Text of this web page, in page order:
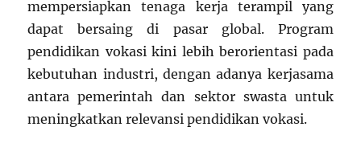
mempersiapkan tenaga kerja terampil yang
dapat bersaing di pasar global. Program
pendidikan vokasi kini lebih berorientasi pada
kebutuhan industri, dengan adanya kerjasama
antara pemerintah dan sektor swasta untuk
meningkatkan relevansi pendidikan vokasi.